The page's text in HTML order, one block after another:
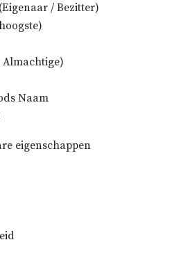
/ Bezitter)
Naam
eigenschappen